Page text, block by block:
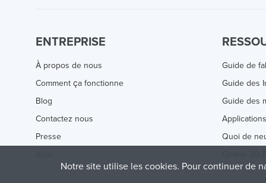
ENTREPRISE
À propos de nous
Comment ça fonctionne
Blog
Contactez nous
Presse
Guide de
Guide des
Guide des
Applications
Quoi de
Notre site utilise les cookies. Pour continuer de